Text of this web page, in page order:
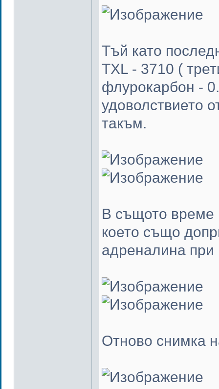
Тъй като
TXL - 3710 (
флурокарбон -
удоволствието
такъм.
В същото време
което също
адреналина при
Отново снимка